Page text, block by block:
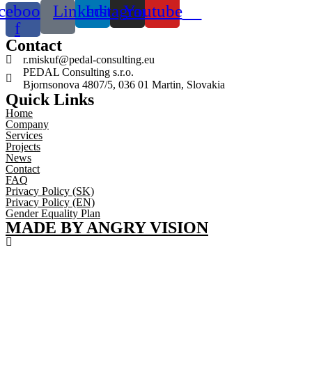
f
LinkedinInstagram
Youtube
Contact
r.miskuf@pedal-consulting.eu
PEDAL Consulting s.r.o.
Bjornsonova 4807/5, 036 01 Martin, Slovakia
Quick Links
Home
Company
Services
Projects
News
Contact
FAQ
Privacy Policy (SK)
Privacy Policy (EN)
Gender Equality Plan
MADE BY ANGRY VISION